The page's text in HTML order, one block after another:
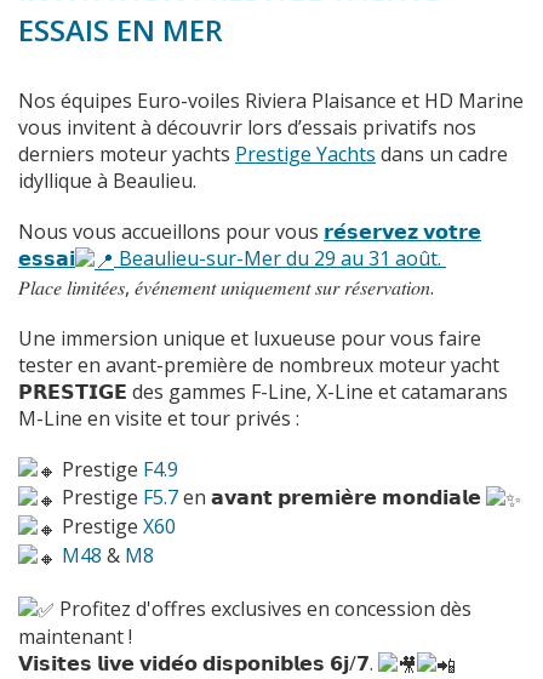
ESSAIS EN MER
Nos équipes Euro-voiles Riviera Plaisance et HD Marine
vous invitent à découvrir lors d’essais privatifs nos
derniers moteur yachts Prestige Yachts dans un cadre
idyllique à Beaulieu.
Nous vous accueillons pour vous 𝗿𝗲́𝘀𝗲𝗿𝘃𝗲𝘇 𝘃𝗼𝘁𝗿𝗲
𝗲𝘀𝘀𝗮𝗶
Beaulieu-sur-Mer du 29 au 31 août.
𝑃𝑙𝑎𝑐𝑒 𝑙𝑖𝑚𝑖𝑡𝑒́𝑒𝑠, 𝑒́𝑣𝑒́𝑛𝑒𝑚𝑒𝑛𝑡 𝑢𝑛𝑖𝑞𝑢𝑒𝑚𝑒𝑛𝑡 𝑠𝑢𝑟 𝑟𝑒́𝑠𝑒𝑟𝑣𝑎𝑡𝑖𝑜𝑛.
Une immersion unique et luxueuse pour vous faire
tester en avant-première de nombreux moteur yacht
𝗣𝗥𝗘𝗦𝗧𝗜𝗚𝗘 des gammes F-Line, X-Line et catamarans
M-Line en visite et tour privés :
Prestige F4.9
Prestige F5.7en 𝗮𝘃𝗮𝗻𝘁 𝗽𝗿𝗲𝗺𝗶𝗲̀𝗿𝗲 𝗺𝗼𝗻𝗱𝗶𝗮𝗹𝗲
Prestige X60
M48 & M8
Profitez d'offres exclusives en concession dès
maintenant !
𝗩𝗶𝘀𝗶𝘁𝗲𝘀 𝗹𝗶𝘃𝗲 𝘃𝗶𝗱𝗲́𝗼 𝗱𝗶𝘀𝗽𝗼𝗻𝗶𝗯𝗹𝗲𝘀 𝟲𝗷/𝟳.